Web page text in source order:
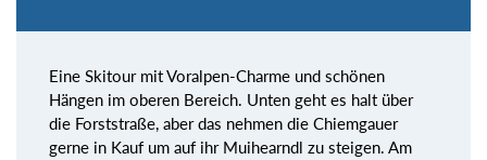
Eine Skitour mit Voralpen-Charme und schönen
Hängen im oberen Bereich. Unten geht es halt über
die Forststraße, aber das nehmen die Chiemgauer
gerne in Kauf um auf ihr Muihearndl zu steigen. Am